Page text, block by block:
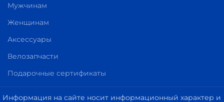
Мужчинам
Женщинам
Аксессуары
Велозапчасти
Подарочные сертификаты
Информация на сайте носит информационный характер и